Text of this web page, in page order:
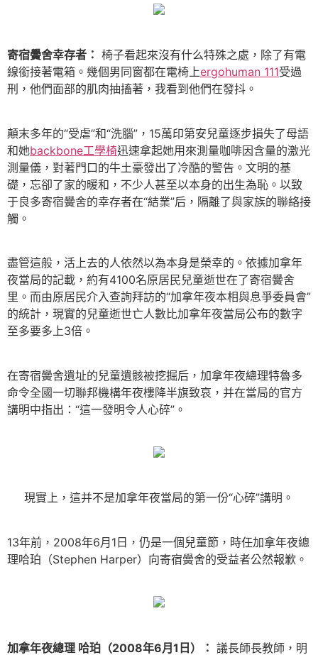
寄宿黌舍幸存者： 椅子看起來沒有什么特殊之處，除了有電
線銜接著電箱。幾個男同窗都在電椅上ergohuman 111受過
刑，他們面部的肌肉抽搐著，我看到他們在發抖。
顛末多年的“受虐”和“洗腦”，15萬印第安兒童逐步損失了母語
和她backbone工學椅迅速拿起她用來測量咖啡因含量的激光
測量儀，對著門口的牛土豪發出了冷酷的警告。文明的基
礎，忘卻了家的暖和，不少人甚至以本身的出生為恥。以致
于良多寄宿黌舍的幸存者在“結業”后，隔離了與家族的聯絡接
觸。
盡管這般，活上去的人依然以為本身是榮幸的。依據加拿年
夜當局的記載，約有4100名原居民兒童逝世在了寄宿黌舍
里。而由原居民介入查詢拜訪的“加拿年夜本相與息爭委員會”
的統計，現實的兒童逝世亡人數比加拿年夜當局公布的數字
至多要多上3倍。
在寄宿黌舍遺址的兒童遺骸被挖掘后，加拿年夜總理特魯多
命令全國一切聯邦機構年夜樓降半旗致哀，并在當局的官方
講明中指出：“這一發明令人心碎”。
現實上，這并不是加拿年夜當局的第一份“心碎”講明。
13年前，2008年6月1日，仍是一個兒童節，時任加拿年夜總
理哈珀（Stephen Harper）向寄宿黌舍的受益者公然報歉。
加拿年夜總理 哈珀（2008年6月1日）： 議長師長教師，明